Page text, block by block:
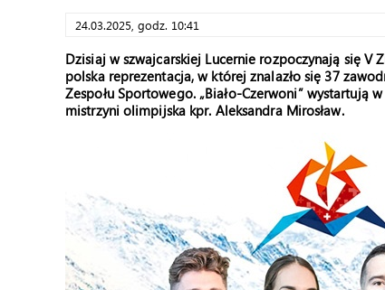
24.03.2025, godz. 10:41
Dzisiaj w szwajcarskiej Lucernie rozpoczynają się
polska reprezentacja, w której znalazło się 37
Zespołu Sportowego. „Biało-Czerwoni” wystartują
mistrzyni olimpijska kpr. Aleksandra Mirosław.